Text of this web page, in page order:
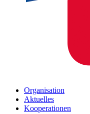
Organisation
Aktuelles
Kooperationen